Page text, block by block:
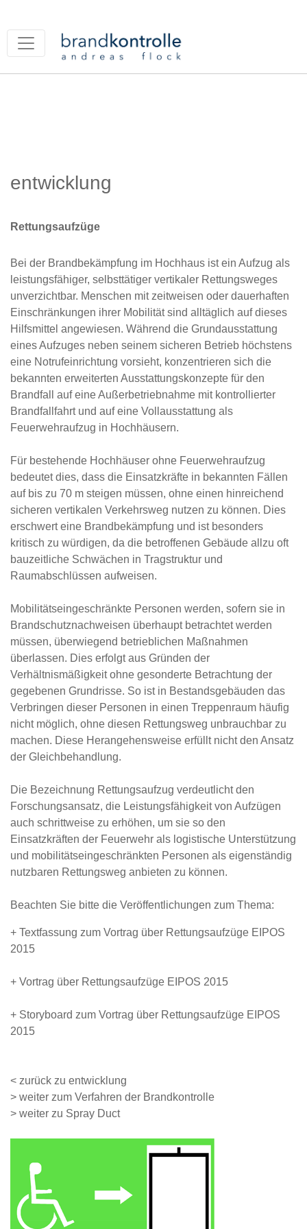
entwicklung
Rettungsaufzüge
Bei der Brandbekämpfung im Hochhaus ist ein Aufzug als
leistungsfähiger, selbsttätiger vertikaler Rettungsweges
unverzichtbar. Menschen mit zeitweisen oder dauerhaften
Einschränkungen ihrer Mobilität sind alltäglich auf dieses
Hilfsmittel angewiesen. Während die Grundausstattung
eines Aufzuges neben seinem sicheren Betrieb höchstens
eine Notrufeinrichtung vorsieht, konzentrieren sich die
bekannten erweiterten Ausstattungskonzepte für den
Brandfall auf eine Außerbetriebnahme mit kontrollierter
Brandfallfahrt und auf eine Vollausstattung als
Feuerwehraufzug in Hochhäusern.
Für bestehende Hochhäuser ohne Feuerwehraufzug
bedeutet dies, dass die Einsatzkräfte in bekannten Fällen
auf bis zu 70 m steigen müssen, ohne einen hinreichend
sicheren vertikalen Verkehrsweg nutzen zu können. Dies
erschwert eine Brandbekämpfung und ist besonders
kritisch zu würdigen, da die betroffenen Gebäude allzu oft
bauzeitliche Schwächen in Tragstruktur und
Raumabschlüssen aufweisen.
Mobilitätseingeschränkte Personen werden, sofern sie in
Brandschutznachweisen überhaupt betrachtet werden
müssen, überwiegend betrieblichen Maßnahmen
überlassen. Dies erfolgt aus Gründen der
Verhältnismäßigkeit ohne gesonderte Betrachtung der
gegebenen Grundrisse. So ist in Bestandsgebäuden das
Verbringen dieser Personen in einen Treppenraum häufig
nicht möglich, ohne diesen Rettungsweg unbrauchbar zu
machen. Diese Herangehensweise erfüllt nicht den Ansatz
der Gleichbehandlung.
Die Bezeichnung Rettungsaufzug verdeutlicht den
Forschungsansatz, die Leistungsfähigkeit von Aufzügen
auch schrittweise zu erhöhen, um sie so den
Einsatzkräften der Feuerwehr als logistische Unterstützung
und mobilitätseingeschränkten Personen als eigenständig
nutzbaren Rettungsweg anbieten zu können.
Beachten Sie bitte die Veröffentlichungen zum Thema:
+ Textfassung zum Vortrag über Rettungsaufzüge EIPOS
2015
+ Vortrag über Rettungsaufzüge EIPOS 2015
+ Storyboard zum Vortrag über Rettungsaufzüge EIPOS
2015
< zurück zu entwicklung
> weiter zum Verfahren der Brandkontrolle
> weiter zu Spray Duct